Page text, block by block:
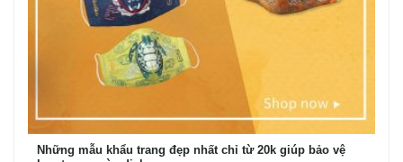
Những mẫu khẩu trang đẹp nhất chỉ từ 20k giúp bảo vệ